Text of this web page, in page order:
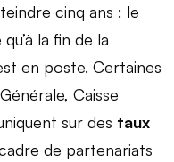
cinq ans : le
la fin de la
en poste. Certaines
Caisse
sur des taux
de partenariats